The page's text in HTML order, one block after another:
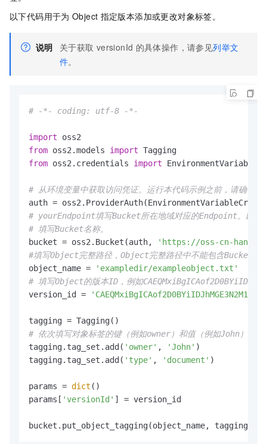
以下代码用于为 Object 指定版本添加或更改对象标签。
说明 关于获取 versionId 的具体操作，请参见列举文
件。
# -*- coding: utf-8 -*-
import
from oss2.models import
from oss2.credentials import
# 从环境变量中获取访问凭证。运行本代码示例之前，请确保已设
# yourEndpoint填写Bucket所在地域对应的Endpoint。以
# 填写Bucket名称。
bucket = oss2.Bucket(auth,
'https://oss-cn-
#填写Object完整路径，Object完整路径中不能包含
object_name =
'exampledir/exampleobject.txt'
# 填写Object的版本ID，例如
version_id =
# 依次填写对象标签的键（例如owner）和值（例如John）。
tagging.tag_set.add( 'owner' , 'John' )
tagging.tag_set.add( 'type' , 'document' )
params = dict ()
params[ 'versionId' ] = version_id
bucket.put_object_tagging(object_name, tagging,